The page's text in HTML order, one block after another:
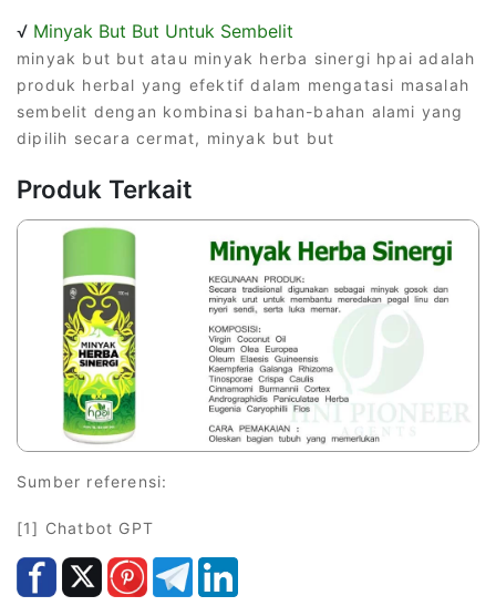
√ Minyak But But Untuk Sembelit
minyak but but atau minyak herba sinergi hpai adalah
produk herbal yang efektif dalam mengatasi masalah
sembelit dengan kombinasi bahan-bahan alami yang
dipilih secara cermat, minyak but but
Produk Terkait
Sumber referensi:
[1] Chatbot GPT